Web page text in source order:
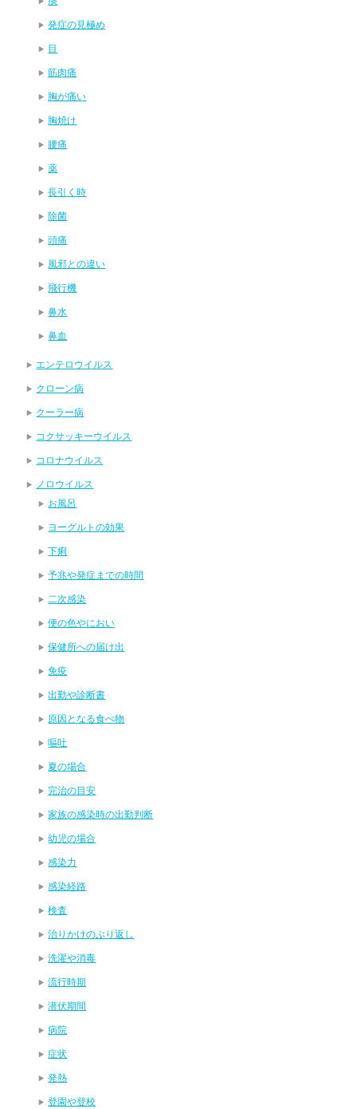
発症の見極め
目
筋肉痛
胸が痛い
胸焼け
腰痛
薬
長引く時
除菌
頭痛
風邪との違い
飛行機
鼻水
鼻血
エンテロウイルス
クローン病
クーラー病
コクサッキーウイルス
コロナウイルス
ノロウイルス
お風呂
ヨーグルトの効果
下痢
予兆や発症までの時間
二次感染
便の色やにおい
保健所への届け出
免疫
出勤や診断書
原因となる食べ物
嘔吐
夏の場合
完治の目安
家族の感染時の出勤判断
幼児の場合
感染力
感染経路
検査
治りかけのぶり返し
洗濯や消毒
流行時期
潜伏期間
病院
症状
発熱
登園や登校